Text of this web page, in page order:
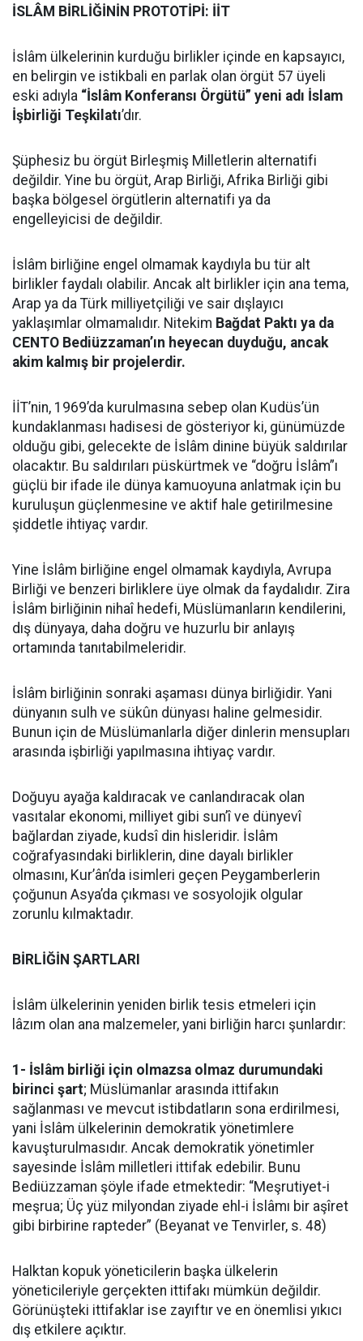
İSLÂM BİRLİĞİNİN PROTOTİPİ: İİT
İslâm ülkelerinin kurduğu birlikler içinde en kapsayıcı,
en belirgin ve istikbali en parlak olan örgüt 57 üyeli
eski adıyla “İslâm Konferansı Örgütü” yeni adı İslam
İşbirliği Teşkilatı’dır.
Şüphesiz bu örgüt Birleşmiş Milletlerin alternatifi
değildir. Yine bu örgüt, Arap Birliği, Afrika Birliği gibi
başka bölgesel örgütlerin alternatifi ya da
engelleyicisi de değildir.
İslâm birliğine engel olmamak kaydıyla bu tür alt
birlikler faydalı olabilir. Ancak alt birlikler için ana tema,
Arap ya da Türk milliyetçiliği ve sair dışlayıcı
yaklaşımlar olmamalıdır. Nitekim Bağdat Paktı ya da
CENTO Bediüzzaman’ın heyecan duyduğu, ancak
akim kalmış bir projelerdir.
İİT’nin, 1969’da kurulmasına sebep olan Kudüs’ün
kundaklanması hadisesi de gösteriyor ki, günümüzde
olduğu gibi, gelecekte de İslâm dinine büyük saldırılar
olacaktır. Bu saldırıları püskürtmek ve “doğru İslâm”ı
güçlü bir ifade ile dünya kamuoyuna anlatmak için bu
kuruluşun güçlenmesine ve aktif hale getirilmesine
şiddetle ihtiyaç vardır.
Yine İslâm birliğine engel olmamak kaydıyla, Avrupa
Birliği ve benzeri birliklere üye olmak da faydalıdır. Zira
İslâm birliğinin nihaî hedefi, Müslümanların kendilerini,
dış dünyaya, daha doğru ve huzurlu bir anlayış
ortamında tanıtabilmeleridir.
İslâm birliğinin sonraki aşaması dünya birliğidir. Yani
dünyanın sulh ve sükûn dünyası haline gelmesidir.
Bunun için de Müslümanlarla diğer dinlerin mensupları
arasında işbirliği yapılmasına ihtiyaç vardır.
Doğuyu ayağa kaldıracak ve canlandıracak olan
vasıtalar ekonomi, milliyet gibi sun’î ve dünyevî
bağlardan ziyade, kudsî din hisleridir. İslâm
coğrafyasındaki birliklerin, dine dayalı birlikler
olmasını, Kur’ân’da isimleri geçen Peygamberlerin
çoğunun Asya’da çıkması ve sosyolojik olgular
zorunlu kılmaktadır.
BİRLİĞİN ŞARTLARI
İslâm ülkelerinin yeniden birlik tesis etmeleri için
lâzım olan ana malzemeler, yani birliğin harcı şunlardır:
1- İslâm birliği için olmazsa olmaz durumundaki
birinci şart; Müslümanlar arasında ittifakın
sağlanması ve mevcut istibdatların sona erdirilmesi,
yani İslâm ülkelerinin demokratik yönetimlere
kavuşturulmasıdır. Ancak demokratik yönetimler
sayesinde İslâm milletleri ittifak edebilir. Bunu
Bediüzzaman şöyle ifade etmektedir: “Meşrutiyet-i
meşrua; Üç yüz milyondan ziyade ehl-i İslâmı bir aşîret
gibi birbirine rapteder” (Beyanat ve Tenvirler, s. 48)
Halktan kopuk yöneticilerin başka ülkelerin
yöneticileriyle gerçekten ittifakı mümkün değildir.
Görünüşteki ittifaklar ise zayıftır ve en önemlisi yıkıcı
dış etkilere açıktır.